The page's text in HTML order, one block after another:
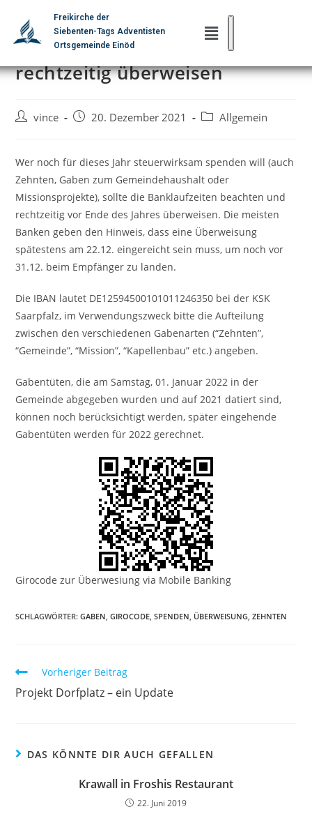
Freikirche der
Siebenten-Tags Adventisten
Ortsgemeinde Einöd
Banklaufzeiten beachten –
rechtzeitig überweisen
vince 20. Dezember 2021 Allgemein
Wer noch für dieses Jahr steuerwirksam spenden will (auch
Zehnten, Gaben zum Gemeindehaushalt oder
Missionsprojekte), sollte die Banklaufzeiten beachten und
rechtzeitig vor Ende des Jahres überweisen. Die meisten
Banken geben den Hinweis, dass eine Überweisung
spätestens am 22.12. eingereicht sein muss, um noch vor
31.12. beim Empfänger zu landen.
Die IBAN lautet DE12594500101011246350 bei der KSK
Saarpfalz, im Verwendungszweck bitte die Aufteilung
zwischen den verschiedenen Gabenarten (“Zehnten”,
“Gemeinde”, “Mission”, “Kapellenbau” etc.) angeben.
Gabentüten, die am Samstag, 01. Januar 2022 in der
Gemeinde abgegeben wurden und auf 2021 datiert sind,
können noch berücksichtigt werden, später eingehende
Gabentüten werden für 2022 gerechnet.
Girocode zur Überwesiung via Mobile Banking
SCHLAGWÖRTER:GABEN, GIROCODE, SPENDEN, ÜBERWEISUNG, ZEHNTEN
Vorheriger Beitrag
Projekt Dorfplatz – ein Update
DAS KÖNNTE DIR AUCH GEFALLEN
Krawall in Froshis Restaurant
22. Juni 2019